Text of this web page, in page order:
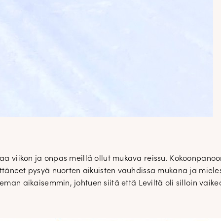
viikon ja onpas meillä ollut mukava reissu.
pysyä nuorten aikuisten vauhdissa mukana ja
aikaisemmin, johtuen siitä että Leviltä oli silloin